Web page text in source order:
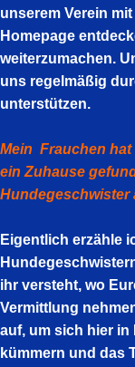
unserem Verein
Homepage
weiterzumachen.
uns regelmäßig
unterstützen.
Mein Frauchen hat
ein Zuhause
Hundegeschwister
Eigentlich erzähle
ihr versteht, wo
Vermittlung
auf, um sich hier in
kümmern und das